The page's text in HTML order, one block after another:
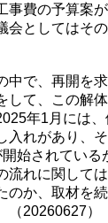
事費の予算案
会としてはそ
で、再開を
して、この解
年1月には
入れがあり、
始されている
流れに関して
のか、取材を
（20260627）